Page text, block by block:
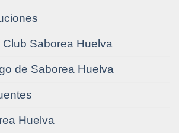
Saborea Huelva
de Saborea Huelva
Huelva